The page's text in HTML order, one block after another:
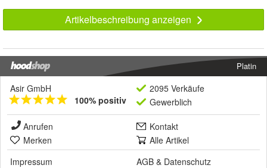
Artikelbeschreibung anzeigen
Platin
Asir GmbH
100% positiv
2095 Verkäufe
Gewerblich
Anrufen
Kontakt
Merken
Alle Artikel
Impressum
AGB & Datenschutz